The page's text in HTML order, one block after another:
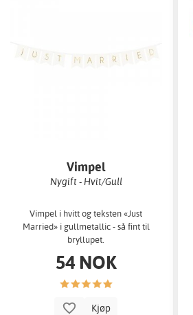
Vimpel
Nygift - Hvit/Gull
Vimpel i hvitt og teksten «Just
Married» i gullmetallic - så fint til
bryllupet.
54 NOK
Kjøp